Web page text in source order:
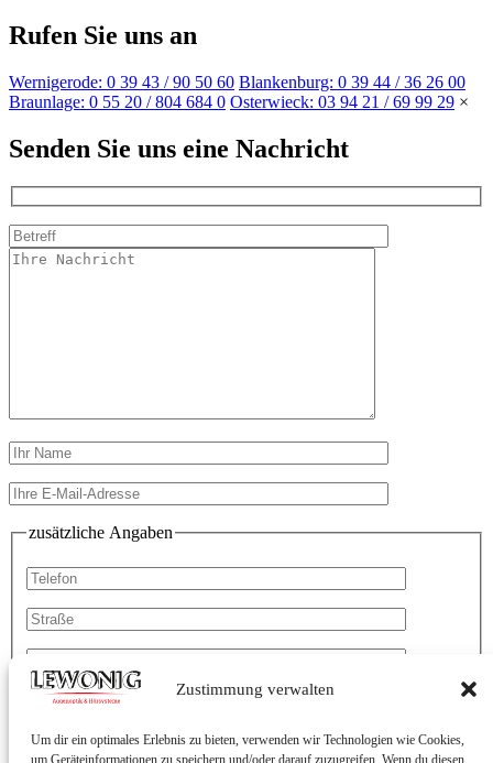
Zustimmung verwalten
Um dir ein optimales Erlebnis zu bieten, verwenden wir Technologien wie Cookies,
um Geräteinformationen zu speichern und/oder darauf zuzugreifen. Wenn du diesen
Rufen Sie uns an
Wernigerode: 0 39 43 / 90 50 60 Blankenburg: 0 39 44 / 36 26 00
Braunlage: 0 55 20 / 804 684 0 Osterwieck: 03 94 21 / 69 99 29 ×
Senden Sie uns eine Nachricht
zusätzliche Angaben